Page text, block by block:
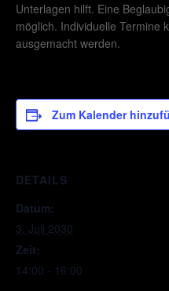
Unterlagen hilft. Eine
möglich. Individuelle Termine
ausgemacht werden.
Zum Kalender
DETAILS
Datum:
3. Juli 2030
Zeit:
14:00 - 16:00